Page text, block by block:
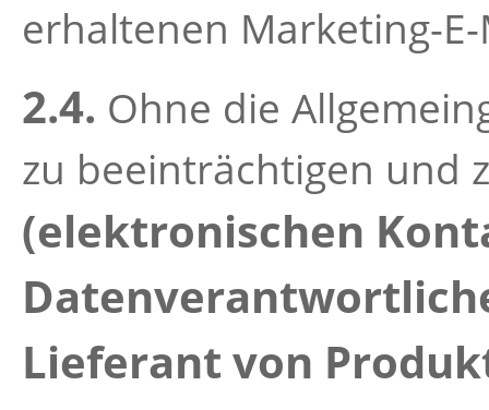
erhaltenen Marketing-
2.4. Ohne die
zu beeinträchtigen und
(elektronischen
Lieferant von